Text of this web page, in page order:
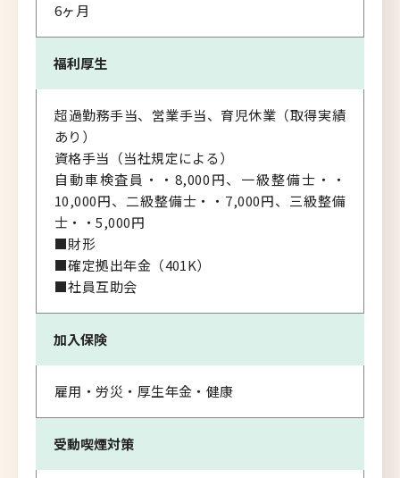
6ヶ月
福利厚生
超過勤務手当、営業手当、育児休業（取得実績
あり）
資格手当（当社規定による）
自動車検査員・・8,000円、一級整備士・・
10,000円、二級整備士・・7,000円、三級整備
士・・5,000円
■財形
■確定拠出年金（401K）
■社員互助会
加入保険
雇用・労災・厚生年金・健康
受動喫煙対策